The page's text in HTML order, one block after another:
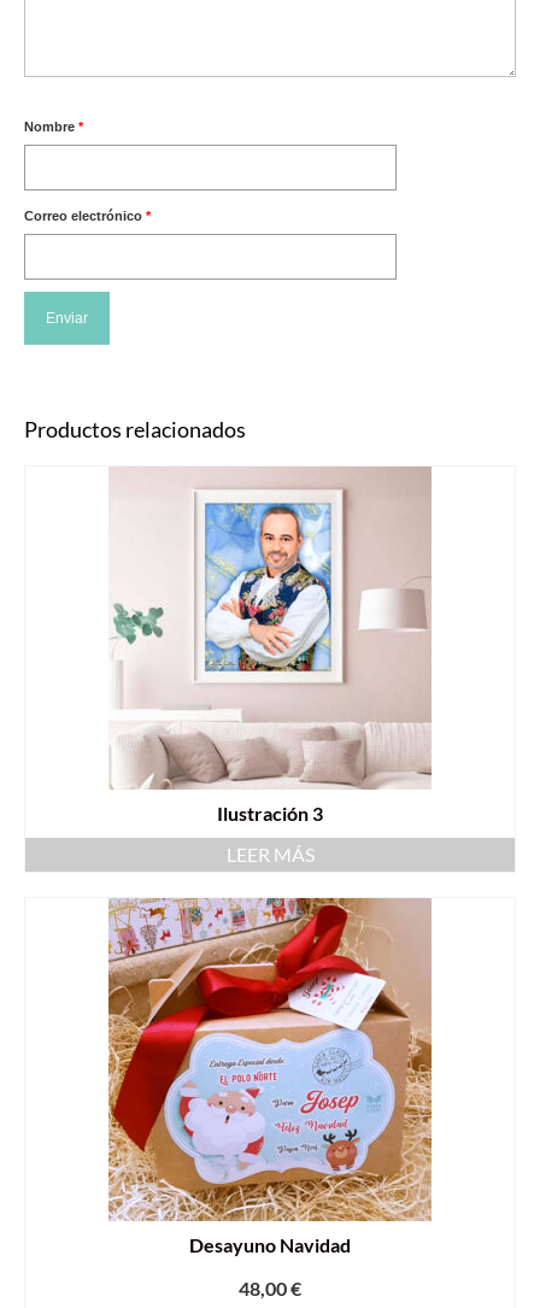
Nombre *
Correo electrónico *
Productos relacionados
Ilustración 3
LEER MÁS
Desayuno Navidad
48,00€